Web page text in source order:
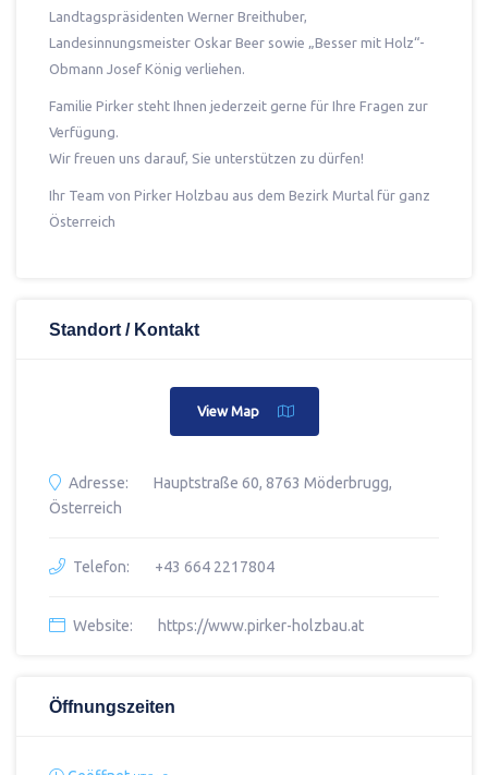
Landtagspräsidenten Werner Breithuber,
Landesinnungsmeister Oskar Beer sowie „Besser mit Holz“-
Obmann Josef König verliehen.
Familie Pirker steht Ihnen jederzeit gerne für Ihre Fragen zur
Verfügung.
Wir freuen uns darauf, Sie unterstützen zu dürfen!
Ihr Team von Pirker Holzbau aus dem Bezirk Murtal für ganz
Österreich
Standort / Kontakt
View Map
Adresse:
Hauptstraße 60, 8763 Möderbrugg,
Österreich
Telefon: +43 664 2217804
Website: https://www.pirker-holzbau.at
Öffnungszeiten